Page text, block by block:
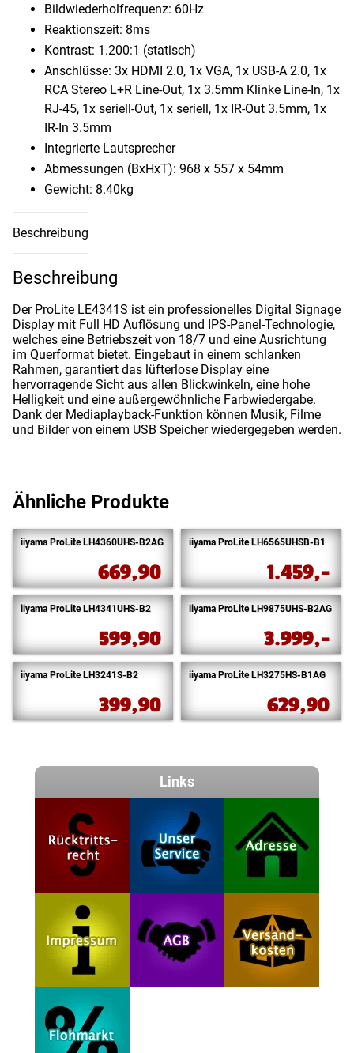
Bildwiederholfrequenz: 60Hz
Reaktionszeit: 8ms
Kontrast: 1.200:1 (statisch)
Anschlüsse: 3x HDMI 2.0, 1x VGA, 1x USB-A 2.0, 1x
RCA Stereo L+R Line-Out, 1x 3.5mm Klinke Line-In, 1x
RJ-45, 1x seriell-Out, 1x seriell, 1x IR-Out 3.5mm, 1x
IR-In 3.5mm
Integrierte Lautsprecher
Abmessungen (BxHxT): 968 x 557 x 54mm
Gewicht: 8.40kg
Beschreibung
Beschreibung
Der ProLite LE4341S ist ein professionelles Digital Signage
Display mit Full HD Auflösung und IPS-Panel-Technologie,
welches eine Betriebszeit von 18/7 und eine Ausrichtung
im Querformat bietet. Eingebaut in einem schlanken
Rahmen, garantiert das lüfterlose Display eine
hervorragende Sicht aus allen Blickwinkeln, eine hohe
Helligkeit und eine außergewöhnliche Farbwiedergabe.
Dank der Mediaplayback-Funktion können Musik, Filme
und Bilder von einem USB Speicher wiedergegeben werden.
Ähnliche Produkte
iiyama ProLite LH4360UHS-B2AG
669,90
iiyama ProLite LH6565UHSB-B1
1.459,-
iiyama ProLite LH4341UHS-B2
599,90
iiyama ProLite LH9875UHS-B2AG
3.999,-
iiyama ProLite LH3241S-B2
399,90
iiyama ProLite LH3275HS-B1AG
629,90
Links